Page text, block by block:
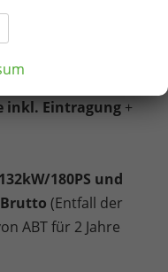
a-Vis)
Eintragung + 845
inkl. Eintragung+
180PS und
Brutto (Entfall der
ABT für 2 Jahre